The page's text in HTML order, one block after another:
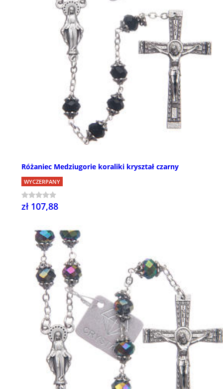
Różaniec Medziugorie koraliki kryształ czarny
WYCZERPANY
zł 107,88